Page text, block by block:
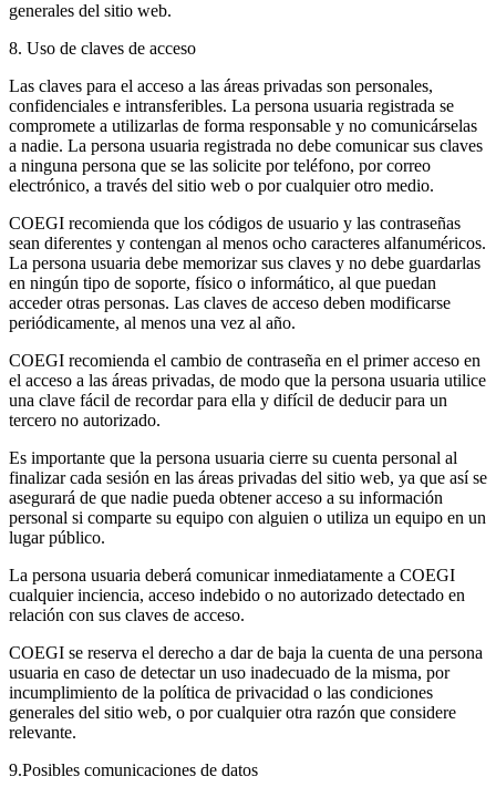
generales del sitio web.
8. Uso de claves de acceso
Las claves para el acceso a las áreas privadas son personales,
confidenciales e intransferibles. La persona usuaria registrada se
compromete a utilizarlas de forma responsable y no comunicárselas
a nadie. La persona usuaria registrada no debe comunicar sus claves
a ninguna persona que se las solicite por teléfono, por correo
electrónico, a través del sitio web o por cualquier otro medio.
COEGI recomienda que los códigos de usuario y las contraseñas
sean diferentes y contengan al menos ocho caracteres alfanuméricos.
La persona usuaria debe memorizar sus claves y no debe guardarlas
en ningún tipo de soporte, físico o informático, al que puedan
acceder otras personas. Las claves de acceso deben modificarse
periódicamente, al menos una vez al año.
COEGI recomienda el cambio de contraseña en el primer acceso en
el acceso a las áreas privadas, de modo que la persona usuaria utilice
una clave fácil de recordar para ella y difícil de deducir para un
tercero no autorizado.
Es importante que la persona usuaria cierre su cuenta personal al
finalizar cada sesión en las áreas privadas del sitio web, ya que así se
asegurará de que nadie pueda obtener acceso a su información
personal si comparte su equipo con alguien o utiliza un equipo en un
lugar público.
La persona usuaria deberá comunicar inmediatamente a COEGI
cualquier inciencia, acceso indebido o no autorizado detectado en
relación con sus claves de acceso.
COEGI se reserva el derecho a dar de baja la cuenta de una persona
usuaria en caso de detectar un uso inadecuado de la misma, por
incumplimiento de la política de privacidad o las condiciones
generales del sitio web, o por cualquier otra razón que considere
relevante.
9.Posibles comunicaciones de datos